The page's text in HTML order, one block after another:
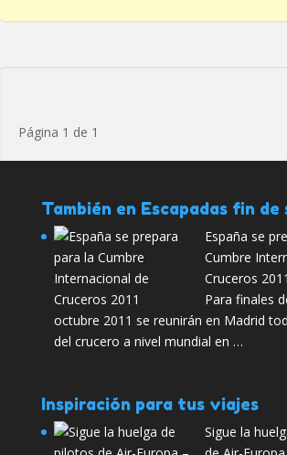
Página 1 de 1
También en Escapadas fin de
España se
Cumbre
Cruceros 2011
Para finales
octubre 2011 se reunirán en Madrid
del crucero a nivel mundial en …
Inspiración para tus viajes
Sigue la